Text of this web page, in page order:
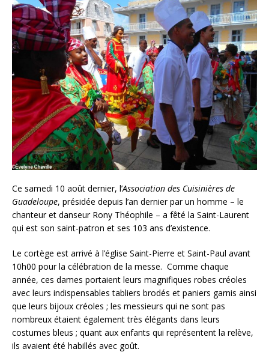
Ce samedi 10 août dernier, l’Association des Cuisinières de
Guadeloupe, présidée depuis l’an dernier par un homme – le
chanteur et danseur Rony Théophile – a fêté la Saint-Laurent
qui est son saint-patron et ses 103 ans d’existence.
Le cortège est arrivé à l’église Saint-Pierre et Saint-Paul avant
10h00 pour la célébration de la messe. Comme chaque
année, ces dames portaient leurs magnifiques robes créoles
avec leurs indispensables tabliers brodés et paniers garnis ainsi
que leurs bijoux créoles ; les messieurs qui ne sont pas
nombreux étaient également très élégants dans leurs
costumes bleus ; quant aux enfants qui représentent la relève,
ils avaient été habillés avec goût.